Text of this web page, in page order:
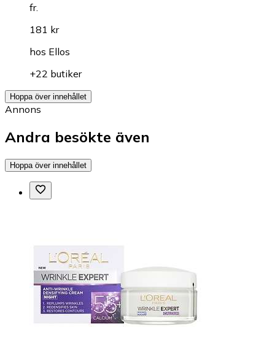
fr.
181 kr
hos Ellos
+22 butiker
Hoppa över innehållet
Annons
Andra besökte även
Hoppa över innehållet